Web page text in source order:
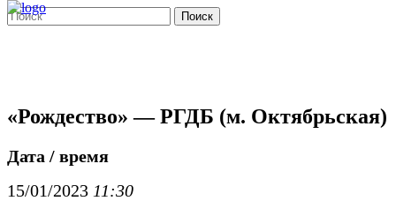
Поиск
«Рождество» — РГДБ (м. Октябрьская)
Дата / время
15/01/2023 11:30